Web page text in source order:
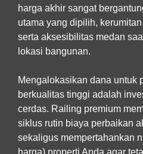
harga akhir sangat
utama yang dipilih,
serta aksesibilitas medan
lokasi bangunan.
Mengalokasikan dana untuk
berkualitas tinggi adalah
cerdas. Railing premium
siklus rutin biaya perbaikan
sekaligus mempertahankan
harga) properti Anda agar